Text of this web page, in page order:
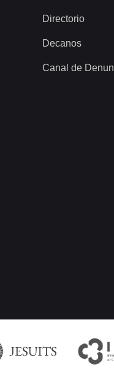
Directorio
Decanos
Canal de